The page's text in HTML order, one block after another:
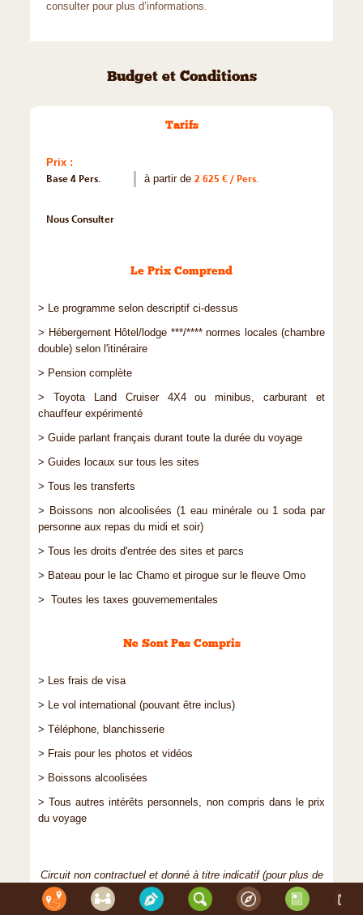
consulter pour plus d’informations.
Budget et Conditions
Tarifs
Prix :
Base 4 Pers.
à partir de 2 625 € / Pers.
Nous Consulter
Le Prix Comprend
> Le programme selon descriptif ci-dessus
> Hébergement Hôtel/lodge ***/**** normes locales (chambre
double) selon l'itinéraire
> Pension complète
> Toyota Land Cruiser 4X4 ou minibus, carburant et
chauffeur expérimenté
> Guide parlant français durant toute la durée du voyage
> Guides locaux sur tous les sites
> Tous les transferts
> Boissons non alcoolisées (1 eau minérale ou 1 soda par
personne aux repas du midi et soir)
> Tous les droits d'entrée des sites et parcs
> Bateau pour le lac Chamo et pirogue sur le fleuve Omo
> Toutes les taxes gouvernementales
Ne Sont Pas Compris
> Les frais de visa
> Le vol international (pouvant être inclus)
> Téléphone, blanchisserie
> Frais pour les photos et vidéos
> Boissons alcoolisées
> Tous autres intérêts personnels, non compris dans le prix
du voyage
Circuit non contractuel et donné à titre indicatif (pour plus de
détails et tous les renseignements utiles, merci de contacter
l’agence)